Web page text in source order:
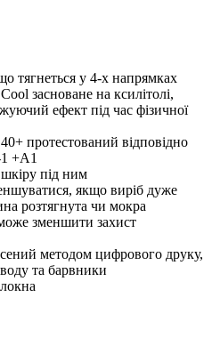
тягнеться у 4-х напрямках
засноване на ксилітолі,
ефект під час фізичної
протестований відповідно
+A1
під ним
якщо виріб дуже
розтягнута чи мокра
зменшити захист
методом цифрового друку,
та барвники